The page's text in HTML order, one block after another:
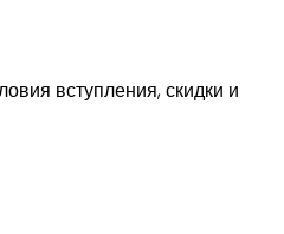
вступления, скидки и